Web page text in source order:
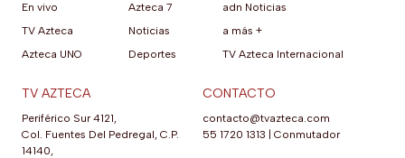
En vivo
TV Azteca
Azteca UNO
Azteca 7
Noticias
Deportes
adn Noticias
a más +
TV Azteca Internacional
TV AZTECA
Periférico Sur 4121,
Col. Fuentes Del Pedregal, C.P.
14140,
CONTACTO
contacto@tvazteca.com
55 1720 1313
Conmutador